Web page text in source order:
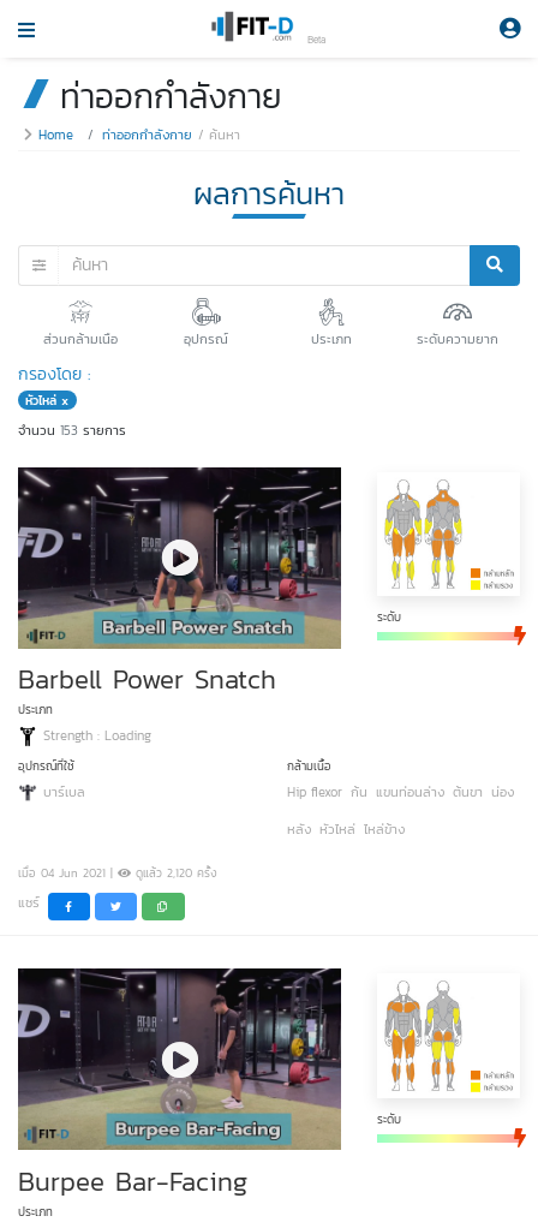
Beta
ท่าออกกำลังกาย
Home ท่าออกกำลังกาย ค้นหา
ผลการค้นหา
ส่วนกล้ามเนือ อุปกรณ์ ประเภท ระดับความยาก
กรองโดย :
หัวไหล่ x
จำนวน 153 รายการ
ระดับ
Barbell Power Snatch
ประเภท
Strength : Loading
อุปกรณ์ที่ใช้
บาร์เบล
กล้ามเนื้อ
Hip flexor ก้น แขนท่อนล่าง ต้นขา น่อง
หลัง หัวไหล่ ไหล่ข้าง
เมื่อ 04 Jun 2021 | ดูแล้ว 2,120 ครั้ง
แชร์
ระดับ
Burpee Bar-Facing
ประเภท